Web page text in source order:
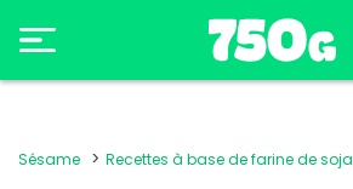
Sésame Recettes à base de farine de soja